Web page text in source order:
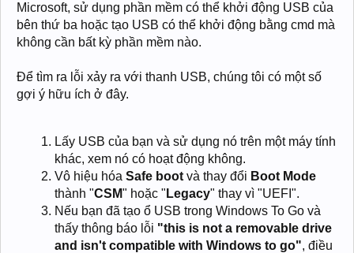
Microsoft, sử dụng phần mềm có thể khởi động USB của
bên thứ ba hoặc tạo USB có thể khởi động bằng cmd mà
không cần bất kỳ phần mềm nào.
Để tìm ra lỗi xảy ra với thanh USB, chúng tôi có một số
gợi ý hữu ích ở đây.
Lấy USB của bạn và sử dụng nó trên một máy tính
khác, xem nó có hoạt động không.
Vô hiệu hóa Safe boot và thay đổi Boot Mode
thành "CSM" hoặc " Legacy" thay vì "UEFI".
Nếu bạn đã tạo ổ USB trong Windows To Go và
thấy thông báo lỗi "this is not a removable drive
and isn't compatible with Windows to go", điều